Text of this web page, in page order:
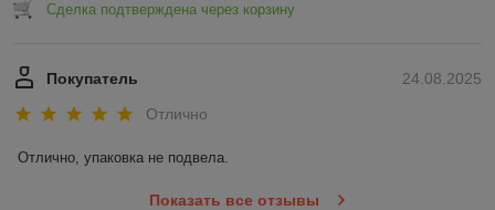
Сделка подтверждена через корзину
24.08.2025
Покупатель
Отлично
Отлично, упаковка не подвела.
Показать все отзывы